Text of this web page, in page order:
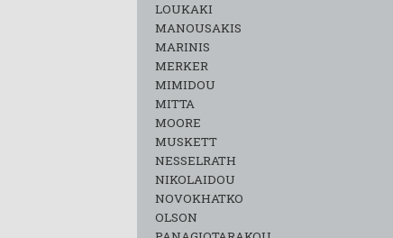
LOUKAKI
MANOUSAKIS
MARINIS
MERKER
MIMIDOU
MITTA
MOORE
MUSKETT
NESSELRATH
NIKOLAIDOU
NOVOKHATKO
OLSON